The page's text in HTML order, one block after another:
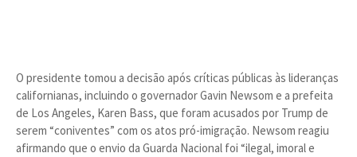
O presidente tomou a decisão após críticas públicas às lideranças
californianas, incluindo o governador Gavin Newsom e a prefeita
de Los Angeles, Karen Bass, que foram acusados por Trump de
serem “coniventes” com os atos pró-imigração. Newsom reagiu
afirmando que o envio da Guarda Nacional foi “ilegal, imoral e